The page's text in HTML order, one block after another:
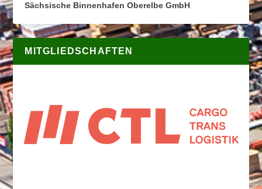
Sächsische Binnenhafen Oberelbe GmbH
MITGLIEDSCHAFTEN